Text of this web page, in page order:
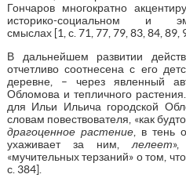
Гончаров многократно
историко-социальном и
смыслах [1, с. 71, 77, 79, 83, 84, 89,
В дальнейшем развитии
отчетливо соотнесена с его
деревне, – через явленный
Обломова и тепличного
для Ильи Ильича городской
словам повествователя, «как
драгоценное растение, в тень
ухаживает за ним,лелеет
«мучительных терзаний» о том,
с. 384].